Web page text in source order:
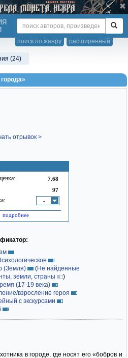
расширенный
поиск по жанру
(24)
7.68
97
-
подробнее
отрывок >
(Земля) (Не найденные
земли, страны
)
(17-19 века)
взросление героя
с экскурсами
в городе, где носят его «бобров и